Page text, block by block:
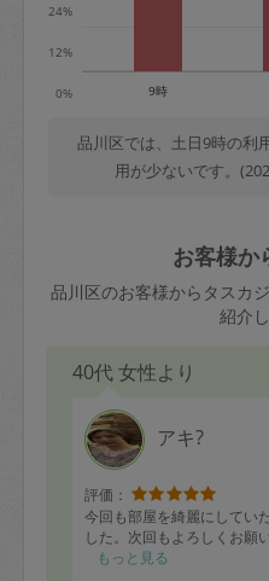
0%
12%
24%
9時
品川区では、土日9時の利
用が少ないです。
お客様か
品川区のお客様からタスカ
紹介
40代 女性より
アキ?
評価：
今回も部屋を綺麗にしてい
した。次回もよろしくお願
もっと見る